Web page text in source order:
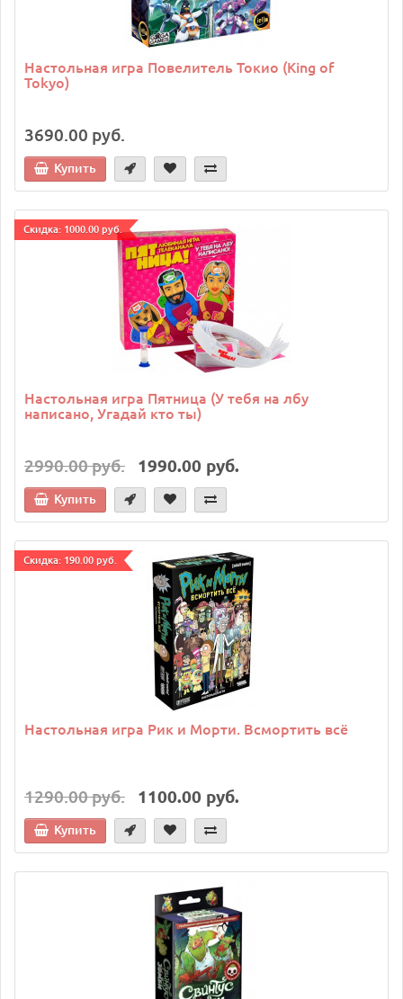
Настольная игра Повелитель Токио (King of
Tokyo)
3690.00 руб.
Купить
Cкидка: 1000.00 руб.
Настольная игра Пятница (У тебя на лбу
написано, Угадай кто ты)
2990.00 руб. 1990.00 руб.
Купить
Cкидка: 190.00 руб.
Настольная игра Рик и Морти. Всмортить всё
1290.00 руб. 1100.00 руб.
Купить